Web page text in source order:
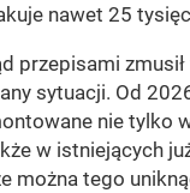
nawet 25
przepisami
sytuacji. Od
nie tylko
w istniejących
można tego